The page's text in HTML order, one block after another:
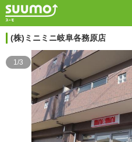
(株)ミニミニ岐阜各務原店
1/3